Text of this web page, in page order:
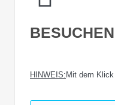
HINWEIS: Mit dem